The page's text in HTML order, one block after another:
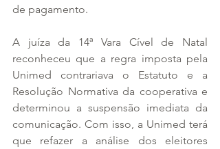
de pagamento.
A juíza da 14ª Vara Cível de Natal
reconheceu que a regra imposta pela
Unimed contrariava o Estatuto e a
Resolução Normativa da cooperativa e
determinou a suspensão imediata da
comunicação. Com isso, a Unimed terá
que refazer a análise dos eleitores